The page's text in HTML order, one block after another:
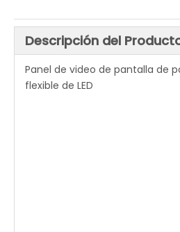
Descripción del
Panel de video de pantalla de
flexible de LED